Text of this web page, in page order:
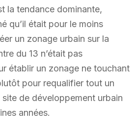
la tendance dominante,
qu’il était pour le moins
un zonage urbain sur la
du 13 n’était pas
établir un zonage ne touchant
pour requalifier tout un
de développement urbain
années.